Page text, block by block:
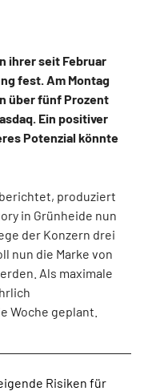
ihrer seit Februar
fest. Am Montag
über fünf Prozent
Ein positiver
Potenzial könnte
produziert
in Grünheide nun
der Konzern drei
nun die Marke von
Als maximale
Woche geplant.
Risiken für